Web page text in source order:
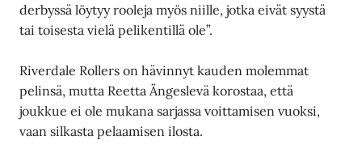
derbyssä löytyy rooleja myös niille, jotka eivät syystä
tai toisesta vielä pelikentillä ole”.
Riverdale Rollers on hävinnyt kauden molemmat
pelinsä, mutta Reetta Ängeslevä korostaa, että
joukkue ei ole mukana sarjassa voittamisen vuoksi,
vaan silkasta pelaamisen ilosta.